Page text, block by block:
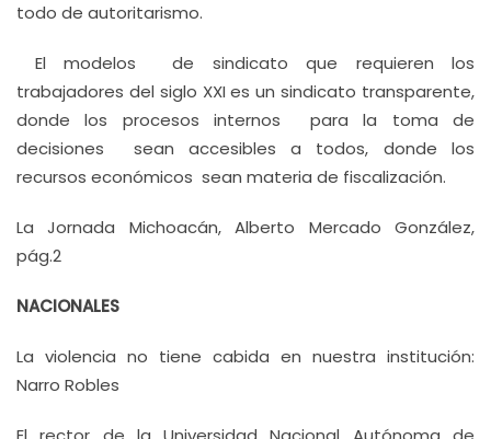
todo de autoritarismo.
El modelos de sindicato que requieren los
trabajadores del siglo XXI es un sindicato transparente,
donde los procesos internos para la toma de
decisiones sean accesibles a todos, donde los
recursos económicos sean materia de fiscalización.
La Jornada Michoacán, Alberto Mercado González,
pág.2
NACIONALES
La violencia no tiene cabida en nuestra institución:
Narro Robles